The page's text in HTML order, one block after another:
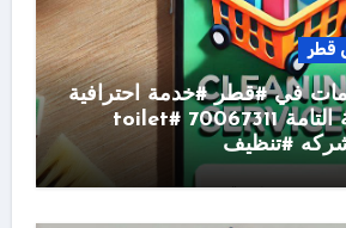
قطر
في #قطر #خدمة احترافية
لضمان النظافة التامة 70067311 #toilet